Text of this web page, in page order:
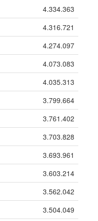
4.334.363
4.316.721
4.274.097
4.073.083
4.035.313
3.799.664
3.761.402
3.703.828
3.693.961
3.603.214
3.562.042
3.504.049